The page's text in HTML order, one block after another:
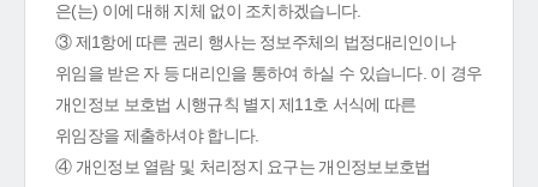
은(는) 이에 대해 지체 없이 조치하겠습니다.
③ 제1항에 따른 권리 행사는 정보주체의 법정대리인이나
위임을 받은 자 등 대리인을 통하여 하실 수 있습니다. 이 경우
개인정보 보호법 시행규칙 별지 제11호 서식에 따른
위임장을 제출하셔야 합니다.
④ 개인정보 열람 및 처리정지 요구는 개인정보보호법